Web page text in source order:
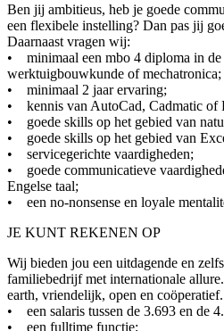
Ben jij ambitieus, heb je goede
een flexibele instelling? Dan pas jij
Daarnaast vragen wij:
• minimaal een mbo 4 diploma in
werktuigbouwkunde of mechatronica;
• minimaal 2 jaar ervaring;
• kennis van AutoCad, Cadmatic of
• goede skills op het gebied van
• goede skills op het gebied van
• servicegerichte vaardigheden;
• goede communicatieve
Engelse taal;
• een no-nonsense en loyale
JE KUNT REKENEN OP
Wij bieden jou een uitdagende en
familiebedrijf met internationale
earth, vriendelijk, open en
• een salaris tussen de 3.693 en de
• een fulltime functie;